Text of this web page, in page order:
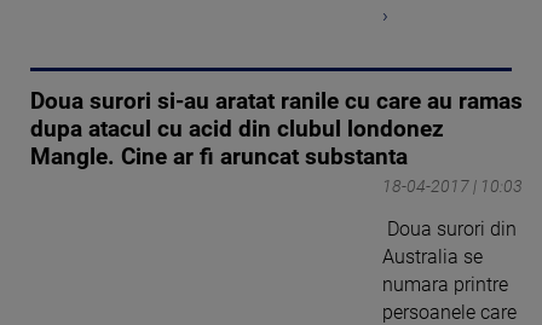
›
Doua surori si-au aratat ranile cu care au ramas
dupa atacul cu acid din clubul londonez
Mangle. Cine ar fi aruncat substanta
18-04-2017 | 10:03
Doua surori din
Australia se
numara printre
persoanele care